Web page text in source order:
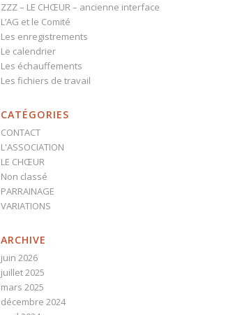
ZZZ – LE CHŒUR – ancienne interface
L’AG et le Comité
Les enregistrements
Le calendrier
Les échauffements
Les fichiers de travail
CATÉGORIES
CONTACT
L'ASSOCIATION
LE CHŒUR
Non classé
PARRAINAGE
VARIATIONS
ARCHIVE
juin 2026
juillet 2025
mars 2025
décembre 2024